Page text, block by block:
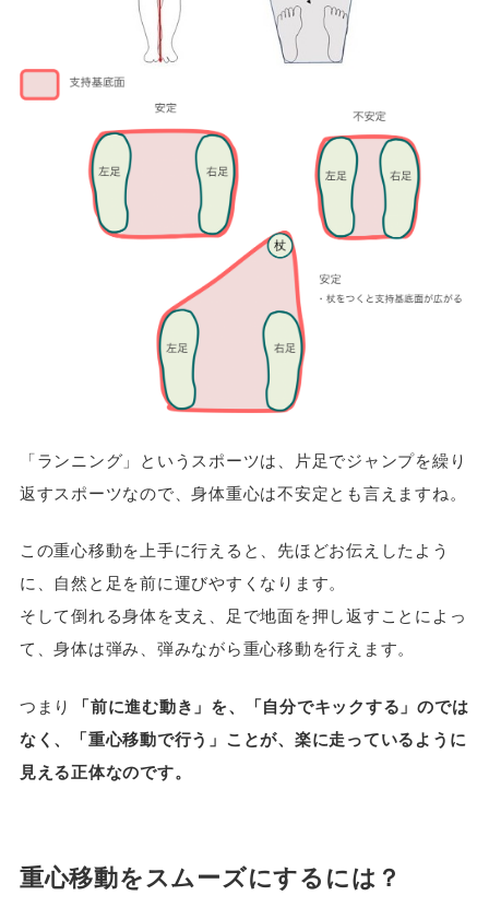
「ランニング」というスポーツは、片足でジャンプを繰り
返すスポーツなので、身体重心は不安定とも言えますね。
この重心移動を上手に行えると、先ほどお伝えしたよう
に、自然と足を前に運びやすくなります。
そして倒れる身体を支え、足で地面を押し返すことによっ
て、身体は弾み、弾みながら重心移動を行えます。
つまり
「前に進む動き」を、「自分でキックする」のでは
なく、「重心移動で行う」ことが、楽に走っているように
見える正体なのです。
重心移動をスムーズにするには？